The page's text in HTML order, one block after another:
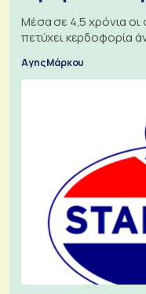
Μέσα σε 4,5 χρόνια οι
πετύχει κερδοφορία
Αγης Μάρκου